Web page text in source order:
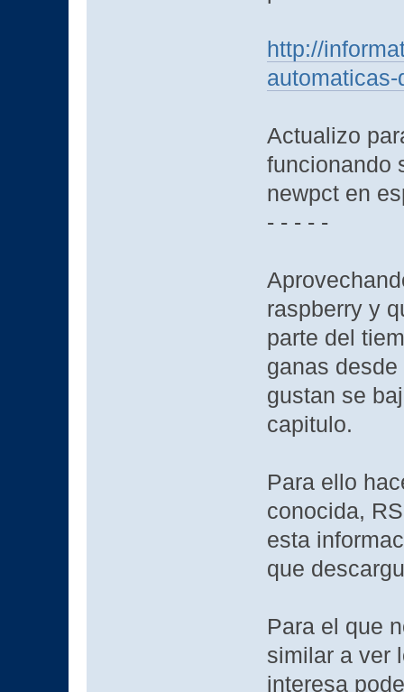
http://
Actualizo
funcionando
newpct en
- - - - -
raspberry y
parte del
ganas
gustan se
capitulo.
Para ello
conocida,
esta
que
Para el que
similar a ver
interesa